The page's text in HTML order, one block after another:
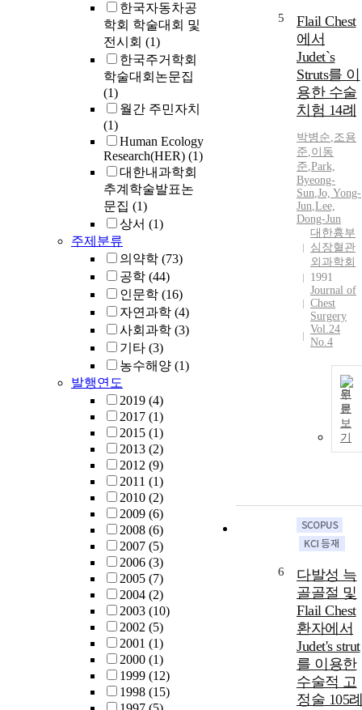
한국자동차공
학회 학술대회 및
전시회 (1)
한국주거학회
학술대회논문집
(1)
월간 주민자치
(1)
Human Ecology
Research(HER) (1)
대한내과학회
추계학술발표논
문집 (1)
상서 (1)
주제분류
의약학 (73)
공학 (44)
인문학 (16)
자연과학 (4)
사회과학 (3)
기타 (3)
농수해양 (1)
발행연도
2019 (4)
2017 (1)
2015 (1)
2013 (2)
2012 (9)
2011 (1)
2010 (2)
2009 (6)
2008 (6)
2007 (5)
2006 (3)
2005 (7)
2004 (2)
2003 (10)
2002 (5)
2001 (1)
2000 (1)
1999 (12)
1998 (15)
5
Flail Chest
에서
Judet`s
Struts를 이
용한 수술
치험 14례
박병순,조용
준,이동
준,Park,
Byeong-
Sun,Jo, Yong-
Jun,Lee,
Dong-Jun
대한흉부
심장혈관
외과학회
1991
Journal of
Chest
Surgery
Vol.24
No.4
원
문
보
기
6
다발성 늑
골골절 및
Flail Chest
환자에서
Judet's strut
를 이용한
수술적 고
정술 105